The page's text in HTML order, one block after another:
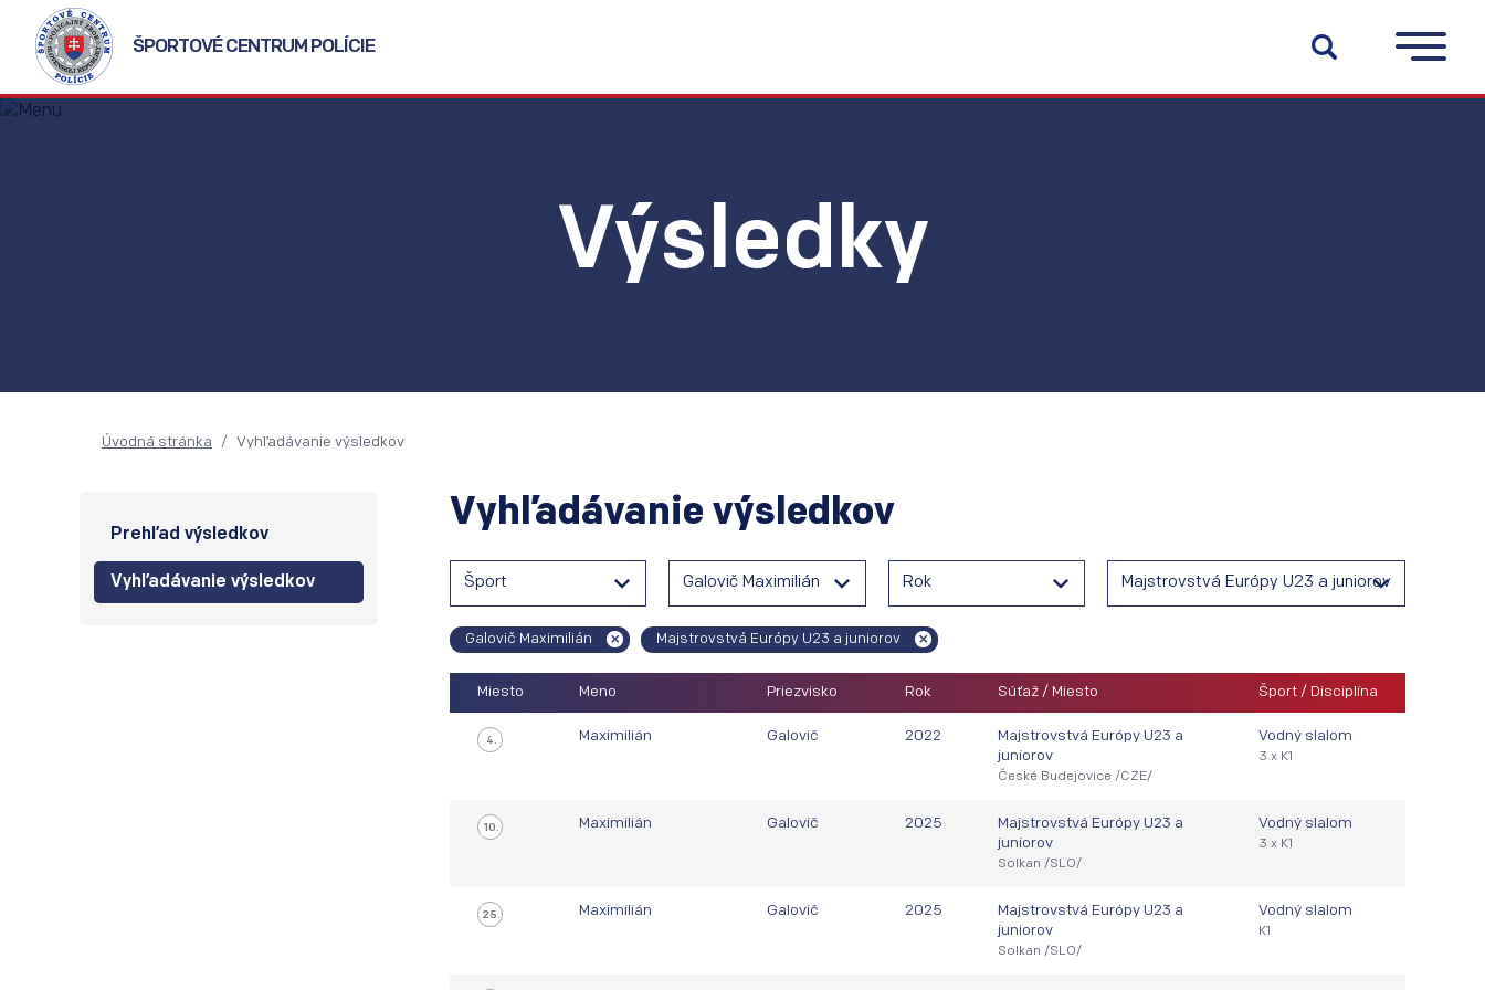
ŠPORTOVÉ CENTRUM POLÍCIE
Výsledky
Úvodná stránka Vyhľadávanie výsledkov
Prehľad výsledkov
Vyhľadávanie výsledkov
Vyhľadávanie výsledkov
Šport Galovič Maximilián Rok Majstrovstvá Európy U23 a juniorov
Galovič Maximilián Majstrovstvá Európy U23 a juniorov
Miesto Meno Priezvisko Rok Súťaž / Miesto Šport / Disciplína
4. Maximilián Galovič 2022
Majstrovstvá Európy U23 a
juniorov
České Budejovice /CZE/
Vodný slalom
3 x K1
10. Maximilián Galovič 2025
Majstrovstvá Európy U23 a
juniorov
Solkan /SLO/
Vodný slalom
3 x K1
25. Maximilián Galovič 2025
Majstrovstvá Európy U23 a
juniorov
Solkan /SLO/
Vodný slalom
K1